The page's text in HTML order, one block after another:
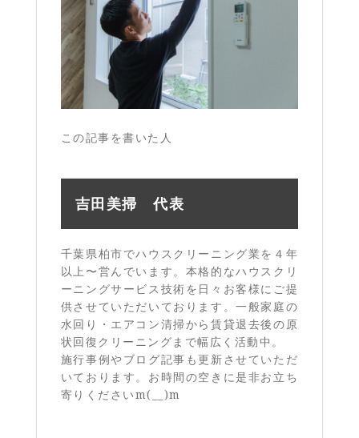
この記事を書いた人
吉田美掃 代表
千葉県柏市でハウスクリーニング業を４年
以上〜営んでいます。本格的なハウスクリ
ーニングサービス技術を日々お客様にご提
供させていただいております。一般家庭の
水回り・エアコン清掃から賃貸退去後の原
状回復クリーニングまで幅広く活動中。
施行事例やブログ記事も更新させていただ
いております。お時間の空きに是非お立ち
寄りくださいm(__)m